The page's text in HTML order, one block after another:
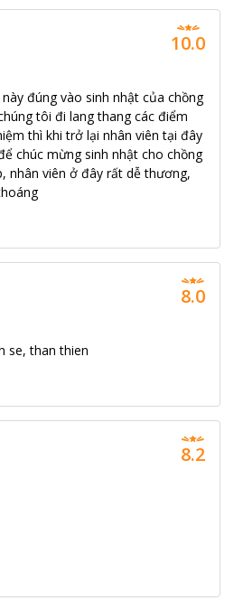
đúng vào sinh nhật của chồng
tôi đi lang thang các điểm
thì khi trở lại nhân viên tại đây
chúc mừng sinh nhật cho chồng
nhân viên ở đây rất dễ thương,
10.0
se, than thien
8.0
8.2